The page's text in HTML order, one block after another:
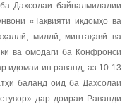
Даҳсолаи байналмилалии
«Тақвияти иқдомҳо ва
миллӣ, минтақавӣ ва
ва омодагӣ ба Конфронси
идомаи ин раванд, аз 10-13
баланд оид ба Даҳсолаи
дар доираи Раванди